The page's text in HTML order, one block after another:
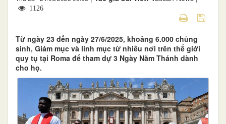
1126
Từ ngày 23 đến ngày 27/6/2025, khoảng 6.000 chủng
sinh, Giám mục và linh mục từ nhiều nơi trên thế giới
quy tụ tại Roma để tham dự 3 Ngày Năm Thánh dành
cho họ.